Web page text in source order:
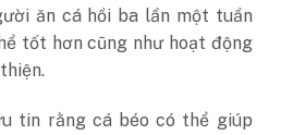
ăn cá hồi ba lần một tuần
tốt hơn cũng như hoạt động
tin rằng cá béo có thể giúp